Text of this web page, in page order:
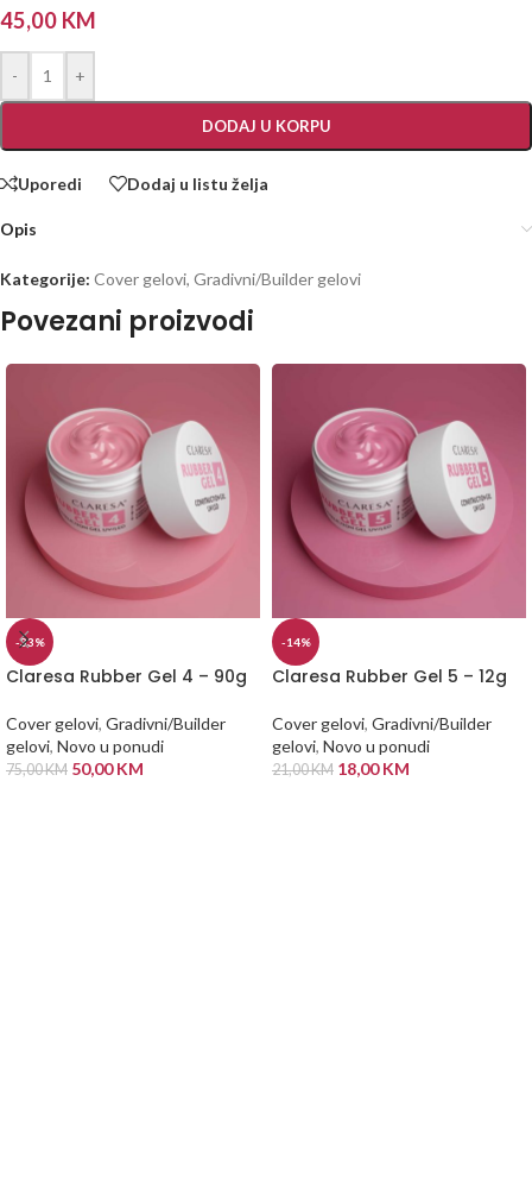
45,00 KM
- +
DODAJ U KORPU
Uporedi Dodaj u listu želja
Opis
Kategorije: Cover gelovi, Gradivni/Builder gelovi
Povezani proizvodi
-33%
Claresa Rubber Gel 4 – 90g
Cover gelovi, Gradivni/Builder
gelovi, Novo u ponudi
75,00KM 50,00KM
-14%
Claresa Rubber Gel 5 – 12g
Cover gelovi, Gradivni/Builder
gelovi, Novo u ponudi
21,00KM 18,00KM